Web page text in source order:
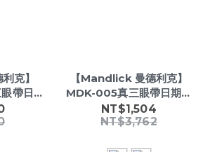
克】
帶日期
30米3
【Mandlick 曼德利克】
MDK-005真三眼帶日期藍
寶石水晶玻璃防水30米3年
電池石英錶-
NT$1,504
NT$3,762